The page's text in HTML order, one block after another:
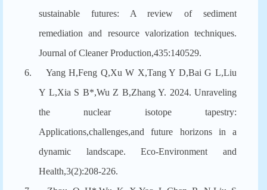
sustainable futures: A review of sediment
remediation and resource valorization techniques.
Journal of Cleaner Production,435:140529.
6.
Yang H,Feng Q,Xu W X,Tang Y D,Bai G L,Liu
Y L,Xia S B*,Wu Z B,Zhang Y. 2024. Unraveling
the nuclear isotope tapestry:
Applications,challenges,and future horizons in a
dynamic landscape. Eco-Environment and
Health,3(2):208-226.